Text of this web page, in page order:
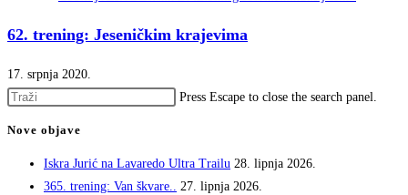
62. trening: Jeseničkim krajevima
17. srpnja 2020.
Press Escape to close the search panel.
Nove objave
Iskra Jurić na Lavaredo Ultra Trailu 28. lipnja 2026.
365. trening: Van škvare..
27. lipnja 2026.